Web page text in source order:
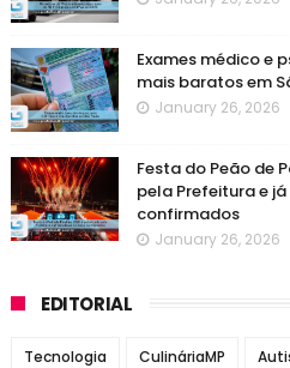
Exames médico e
mais baratos em
January 26, 2026
Festa do Peão de
pela Prefeitura e
confirmados
January 26, 2026
EDITORIAL
Tecnologia CulináriaMP